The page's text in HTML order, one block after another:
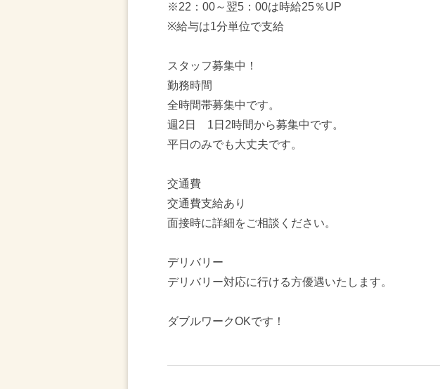
※22：00～翌5：00は時給25％UP
※給与は1分単位で支給
スタッフ募集中！
勤務時間
全時間帯募集中です。
週2日 1日2時間から募集中です。
平日のみでも大丈夫です。
交通費
交通費支給あり
面接時に詳細をご相談ください。
デリバリー
デリバリー対応に行ける方優遇いたします。
ダブルワークOKです！